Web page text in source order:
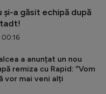
și-a găsit echipă după
a anunțat un nou
remiza cu Rapid: ”Vom
vor mai veni alți